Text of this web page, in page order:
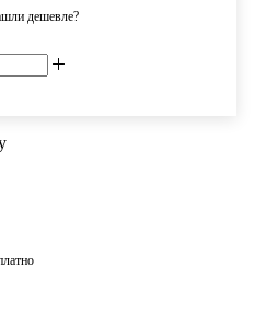
дешевле?